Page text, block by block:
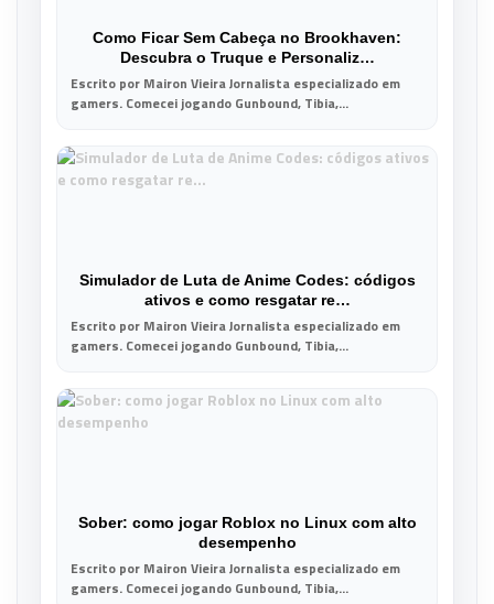
Como Ficar Sem Cabeça no Brookhaven:
Descubra o Truque e Personaliz…
Escrito por Mairon Vieira Jornalista especializado em
gamers. Comecei jogando Gunbound, Tibia,...
Simulador de Luta de Anime Codes: códigos
ativos e como resgatar re…
Escrito por Mairon Vieira Jornalista especializado em
gamers. Comecei jogando Gunbound, Tibia,...
Sober: como jogar Roblox no Linux com alto
desempenho
Escrito por Mairon Vieira Jornalista especializado em
gamers. Comecei jogando Gunbound, Tibia,...